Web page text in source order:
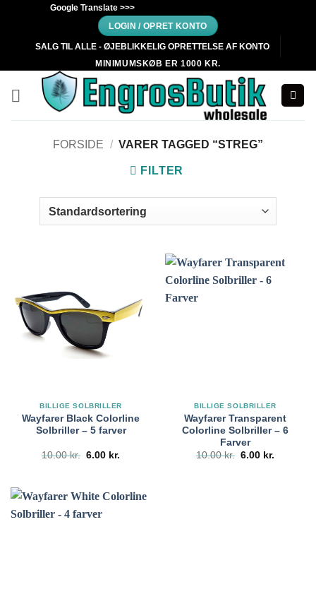
indhold
Google Translate >>>
LOGIN / OPRET KONTO
SALG TIL ALLE - ØJEBLIKKELIG OPRETTELSE AF KONTO
MINIMUMSKØB ER 1000 KR.
FORSIDE / VARER TAGGED “STREG”
FILTER
BILLIGE SOLBRILLER
Wayfarer Black Colorline
Solbriller – 5 farver
10.00kr. Den
10.00 kr..
6.00 kr.
6.00 kr..
BILLIGE SOLBRILLER
Wayfarer Transparent
Colorline Solbriller – 6
Farver
10.00kr. Den
6.00 kr.